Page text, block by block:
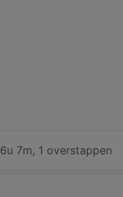
6u 7m, 1 overstappen